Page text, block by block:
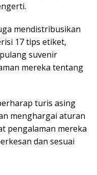
mendistribusikan
17 tips etiket,
suvenir
mereka tentang
turis asing
menghargai aturan
pengalaman mereka
dan sesuai